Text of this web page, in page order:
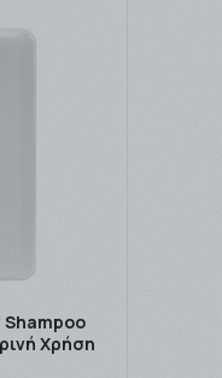
Shampoo
Χρήση